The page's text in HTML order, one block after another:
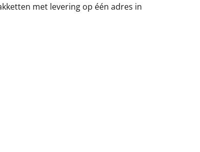
met levering op één adres in